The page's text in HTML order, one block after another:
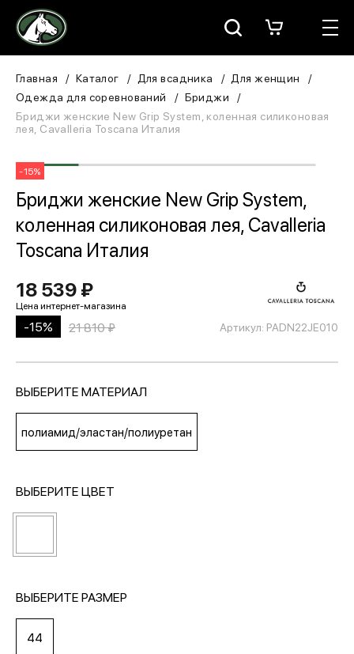
Москва
Для всадника
ЗООТОВАРЫ
Для собаки
Сувениры/Подарки
МЕДИА
ПОКУПАТЕЛЯМ
ОПЛАТА И ДОСТАВКА
Вход в личный кабинет
Главная Каталог Для всадника
Для женщин
Одежда для соревнований
Бриджи
Бриджи женские New Grip System, коленная силиконовая
лея, Cavalleria Toscana Италия
-15%
Бриджи женские New Grip System,
коленная силиконовая лея, Cavalleria
Toscana Италия
Артикул: PADN22JE010
18 539 ₽
-15% 21 810 ₽
ВЫБЕРИТЕ МАТЕРИАЛ
полиамид/эластан/полиуретан
ВЫБЕРИТЕ ЦВЕТ
ВЫБЕРИТЕ РАЗМЕР
44